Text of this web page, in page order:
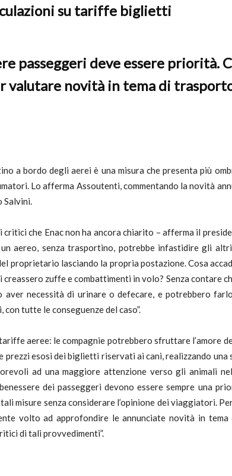
su tariffe biglietti
passeggeri deve essere priorità.
valutare novità in tema di
a bordo degli aerei è una misura che presenta più
Lo afferma Assoutenti, commentando la novità
Salvini.
critici che Enac non ha ancora chiarito – afferma il
aereo, senza trasportino, potrebbe infastidire gli
proprietario lasciando la propria postazione. Cosa
zuffe e combattimenti in volo? Senza contare
aver necessità di urinare o defecare, e potrebbero
tutte le conseguenze del caso”.
aeree: le compagnie potrebbero sfruttare l’amore
prezzi esosi dei biglietti riservati ai cani, realizzando una
ad una maggiore attenzione verso gli animali
dei passeggeri devono essere sempre una
misure senza considerare l’opinione dei viaggiatori.
volto ad approfondire le annunciate novità in
di tali provvedimenti”.